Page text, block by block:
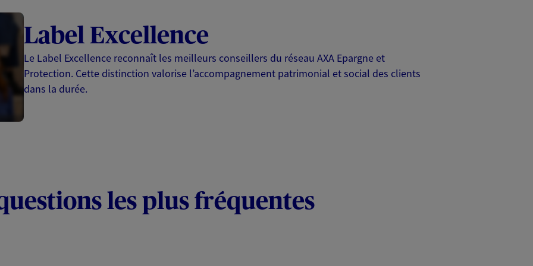
Label Excellence
Le Label Excellence reconnaît les meilleurs conseillers du réseau AXA Epargne et
Protection. Cette distinction valorise l’accompagnement patrimonial et social des clients
dans la durée.
les plus fréquentes